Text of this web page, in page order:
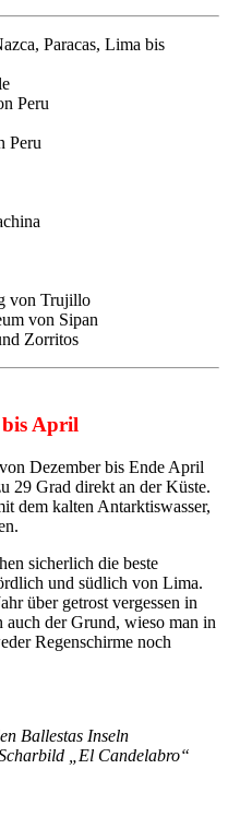
Paracas, Lima bis
Peru
Peru
von Trujillo
von Sipan
Zorritos
bis April
Dezember bis Ende April
29 Grad direkt an der Küste.
dem kalten Antarktiswasser,
sicherlich die beste
und südlich von Lima.
über getrost vergessen in
auch der Grund, wieso man in
Regenschirme noch
„El Candelabro“